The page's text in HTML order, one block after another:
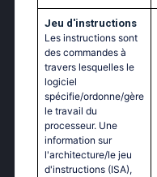
Jeu d'instructions
Les instructions sont
des commandes à
travers lesquelles le
logiciel
spécifie/ordonne/gère
le travail du
processeur. Une
information sur
l'architecture/le jeu
d'instructions (ISA),